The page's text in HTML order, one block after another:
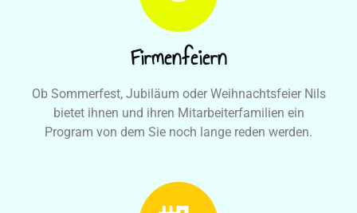
Firmenfeiern
Ob Sommerfest, Jubiläum oder Weihnachtsfeier Nils
bietet ihnen und ihren Mitarbeiterfamilien ein
Program von dem Sie noch lange reden werden.